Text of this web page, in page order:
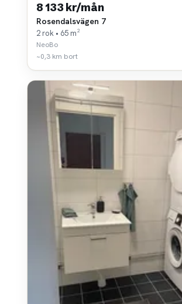
8 133 kr/mån
Rosendalsvägen 7
2 rok • 65 m²
NeoBo
~0,3 km bort